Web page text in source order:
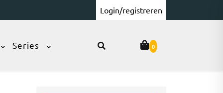
Login/registreren
Series 0